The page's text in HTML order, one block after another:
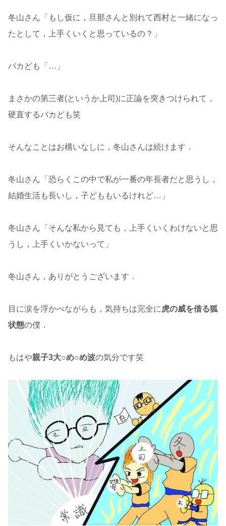
冬山さん「もし仮に，旦那さんと別れて西村と一緒になっ
たとして，上手くいくと思っているの？」
バカども「…」
まさかの第三者(というか上司)に正論を突きつけられて，
硬直するバカども笑
そんなことはお構いなしに，冬山さんは続けます．
冬山さん「恐らくこの中で私が一番の年長者だと思うし，
結婚生活も長いし，子どももいるけれど…」
冬山さん「そんな私から見ても，上手くいくわけないと思
うし，上手くいかないって」
冬山さん，ありがとうございます．
目に涙を浮かべながらも，気持ちは完全に 虎の威を借る狐
状態の僕．
もはや親子3大○め○め波の気分です笑